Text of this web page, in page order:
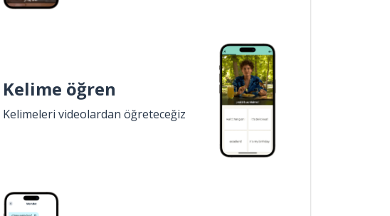
Kelime öğren
Kelimeleri videolardan öğreteceğiz